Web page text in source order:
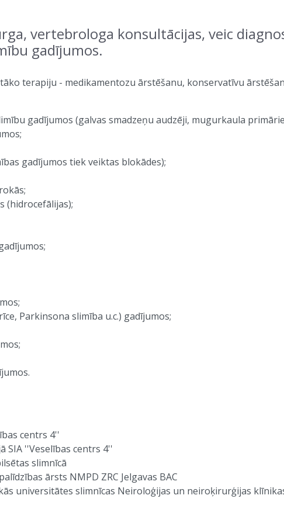
vertebrologa konsultācijas, veic
gadījumos.
terapiju - medikamentozu ārstēšanu, konservatīvu
gadījumos (galvas smadzeņu audzēji, mugurkaula
gadījumos tiek veiktas blokādes);
Parkinsona slimība u.c.) gadījumos;
centrs 4''
SIA ''Veselības centrs 4''
slimnīcā
ārsts NMPD ZRC Jelgavas BAC
universitātes slimnīcas Neiroloģijas un neiroķirurģijas